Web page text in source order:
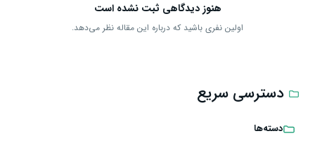
هنوز دیدگاهی ثبت نشده است
اولین نفری باشید که درباره این مقاله نظر می‌دهد.
دسترسی سریع
دسته‌ها